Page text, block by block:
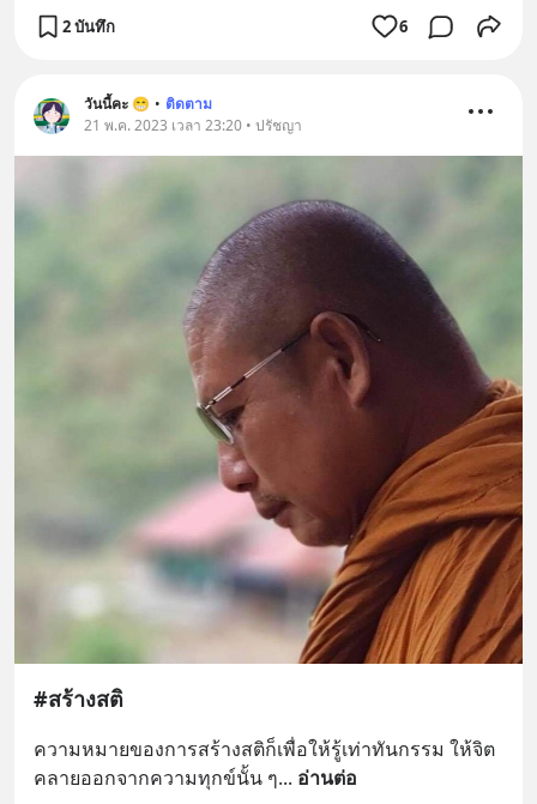
2 บันทึก 6
วันนี้คะ 😁 • ติดตาม
21 พ.ค. 2023 เวลา 23:20 • ปรัชญา
#สร้างสติ
ความหมายของการสร้างสติก็เพื่อให้รู้เท่าทันกรรม ให้จิต
คลายออกจากความทุกข์นั้น ๆ... อ่านต่อ